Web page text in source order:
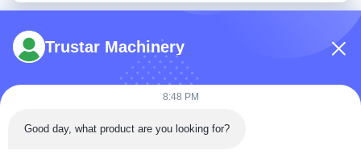
Telp: 86-180-5882-0351
Trustar Machinery
8:48 PM
Good day, what product are you looking for?